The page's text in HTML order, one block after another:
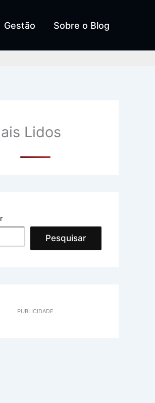
Gestão Sobre o Blog
Lidos
Pesquisar
PUBLICIDADE